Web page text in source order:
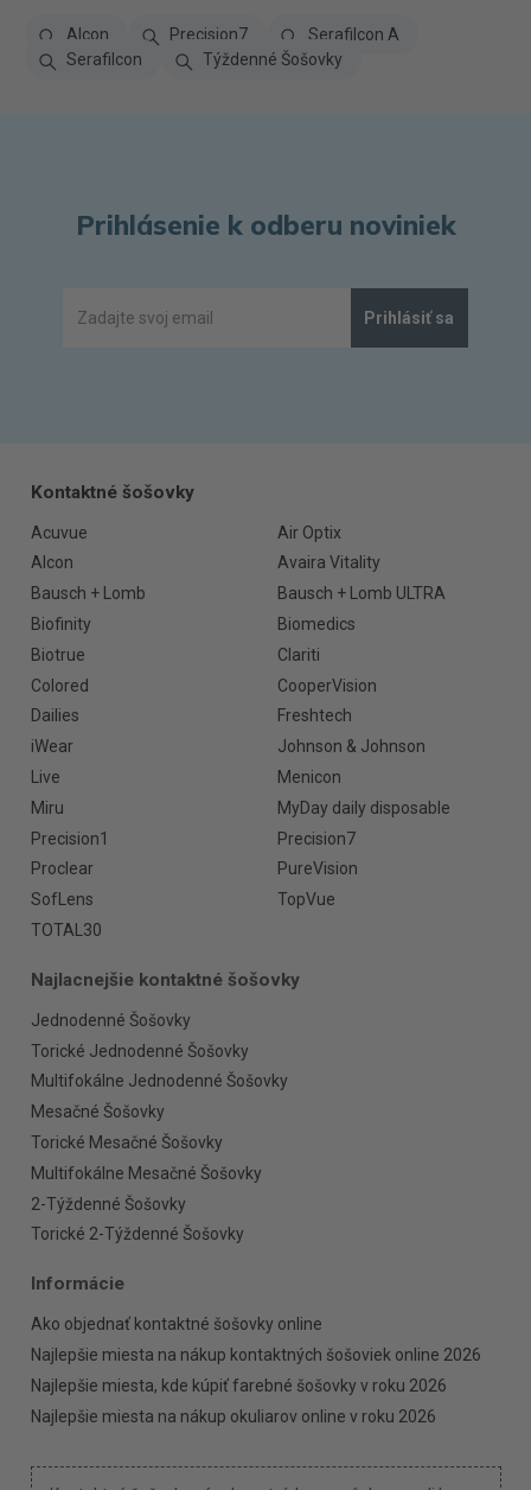
Alcon Precision7
Serafilcon A
Serafilcon
Týždenné Šošovky
Prihlásenie k odberu noviniek
Prihlásiť sa
Kontaktné šošovky
Acuvue
Air Optix
Alcon
Avaira Vitality
Bausch + Lomb
Bausch + Lomb ULTRA
Biofinity
Biomedics
Biotrue
Clariti
Colored
CooperVision
Dailies
Freshtech
iWear
Johnson & Johnson
Live
Menicon
Miru
MyDay daily disposable
Precision1
Precision7
Proclear
PureVision
SofLens
TopVue
TOTAL30
Najlacnejšie kontaktné šošovky
Jednodenné Šošovky
Torické Jednodenné Šošovky
Multifokálne Jednodenné Šošovky
Mesačné Šošovky
Torické Mesačné Šošovky
Multifokálne Mesačné Šošovky
2-Týždenné Šošovky
Torické 2-Týždenné Šošovky
Informácie
Ako objednať kontaktné šošovky online
Najlepšie miesta na nákup kontaktných šošoviek online 2026
Najlepšie miesta, kde kúpiť farebné šošovky v roku 2026
Najlepšie miesta na nákup okuliarov online v roku 2026